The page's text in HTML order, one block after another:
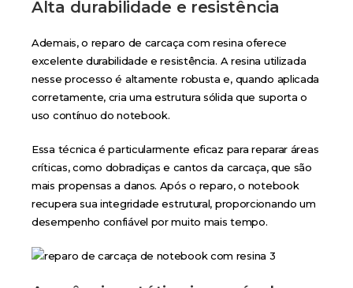
Alta durabilidade e resistência
Ademais, o reparo de carcaça com resina oferece
excelente durabilidade e resistência. A resina utilizada
nesse processo é altamente robusta e, quando aplicada
corretamente, cria uma estrutura sólida que suporta o
uso contínuo do notebook.
Essa técnica é particularmente eficaz para reparar áreas
críticas, como dobradiças e cantos da carcaça, que são
mais propensas a danos. Após o reparo, o notebook
recupera sua integridade estrutural, proporcionando um
desempenho confiável por muito mais tempo.